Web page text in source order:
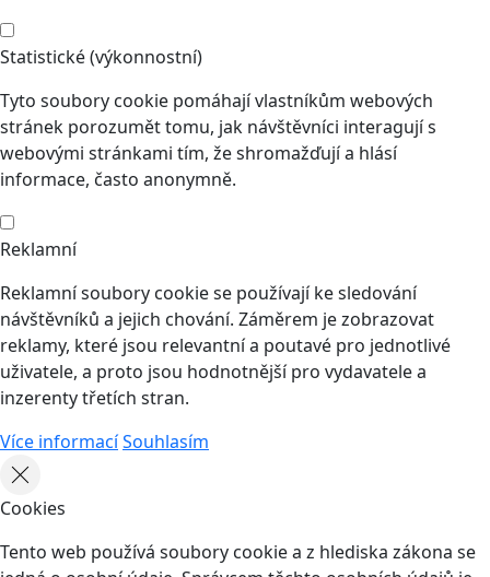
Statistické (výkonnostní)
Tyto soubory cookie pomáhají vlastníkům webových
stránek porozumět tomu, jak návštěvníci interagují s
webovými stránkami tím, že shromažďují a hlásí
informace, často anonymně.
Reklamní
Reklamní soubory cookie se používají ke sledování
návštěvníků a jejich chování. Záměrem je zobrazovat
reklamy, které jsou relevantní a poutavé pro jednotlivé
uživatele, a proto jsou hodnotnější pro vydavatele a
inzerenty třetích stran.
Více informacíSouhlasím
Cookies
Tento web používá soubory cookie a z hlediska zákona se